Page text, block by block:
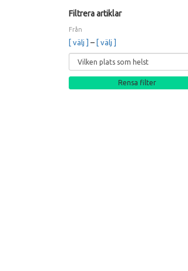
Filtrera artiklar
Från
[ välj ] – [ välj ]
Rensa filter